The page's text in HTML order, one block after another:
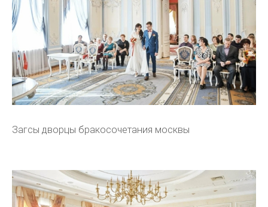
Загсы дворцы бракосочетания москвы